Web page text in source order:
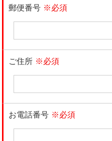
郵便番号 ※必須
ご住所 ※必須
お電話番号 ※必須